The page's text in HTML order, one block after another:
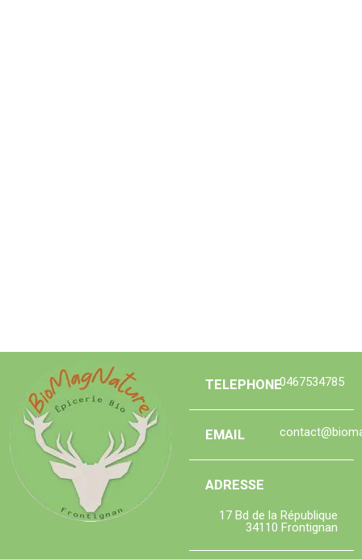
TELEPHONE0467534785
EMAIL
ADRESSE
17 Bd de la République
34110 Frontignan